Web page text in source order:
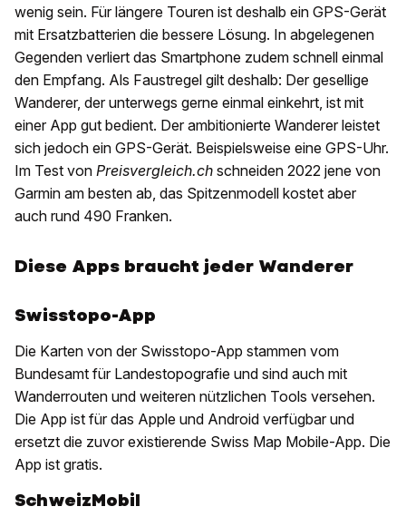
wenig sein. Für längere Touren ist deshalb ein GPS-Gerät
mit Ersatzbatterien die bessere Lösung. In abgelegenen
Gegenden verliert das Smartphone zudem schnell einmal
den Empfang. Als Faustregel gilt deshalb: Der gesellige
Wanderer, der unterwegs gerne einmal einkehrt, ist mit
einer App gut bedient. Der ambitionierte Wanderer leistet
sich jedoch ein GPS-Gerät. Beispielsweise eine GPS-Uhr.
Im Test von Preisvergleich.ch schneiden 2022 jene von
Garmin am besten ab, das Spitzenmodell kostet aber
auch rund 490 Franken.
Diese Apps braucht jeder Wanderer
Swisstopo-App
Die Karten von der Swisstopo-App stammen vom
Bundesamt für Landestopografie und sind auch mit
Wanderrouten und weiteren nützlichen Tools versehen.
Die App ist für das Apple und Android verfügbar und
ersetzt die zuvor existierende Swiss Map Mobile-App. Die
App ist gratis.
SchweizMobil